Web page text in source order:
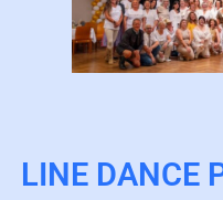
LINE DANCE